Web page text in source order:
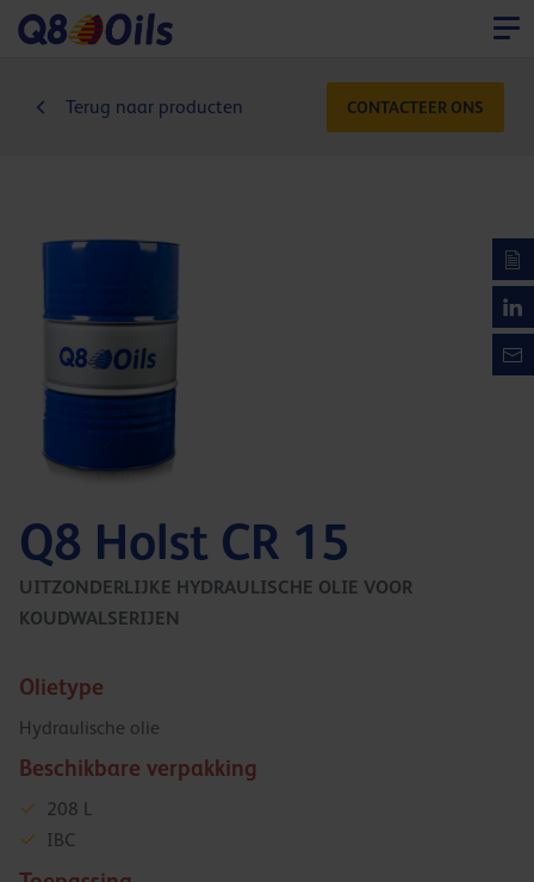
Terug naar producten CONTACTEER ONS
Q8 Holst CR 15
UITZONDERLIJKE HYDRAULISCHE OLIE VOOR
KOUDWALSERIJEN
Olietype
Hydraulische olie
Beschikbare verpakking
208 L
IBC